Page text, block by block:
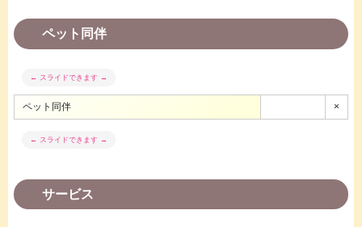
ペット同伴
ペット同伴 ×
サービス